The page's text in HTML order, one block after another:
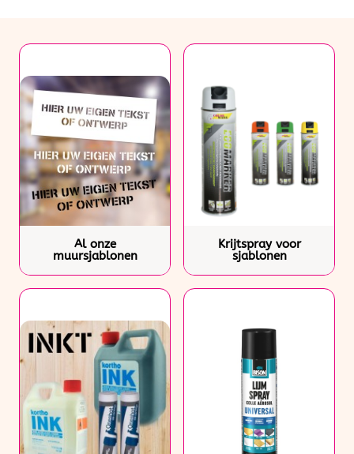
Al onze
muursjablonen
Krijtspray voor
sjablonen